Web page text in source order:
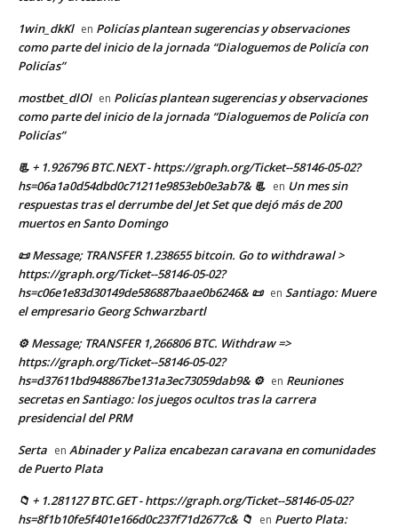
1win_dkKl en Policías plantean sugerencias y observaciones
como parte del inicio de la jornada “Dialoguemos de Policía con
Policías”
mostbet_dlOl en Policías plantean sugerencias y observaciones
como parte del inicio de la jornada “Dialoguemos de Policía con
Policías”
📃 + 1.926796 BTC.NEXT - https://graph.org/Ticket--58146-05-02?
hs=06a1a0d54dbd0c71211e9853eb0e3ab7& 📃 en Un mes sin
respuestas tras el derrumbe del Jet Set que dejó más de 200
muertos en Santo Domingo
📜 Message; TRANSFER 1.238655 bitcoin. Go to withdrawal >
https://graph.org/Ticket--58146-05-02?
hs=c06e1e83d30149de586887baae0b6246& 📜 en Santiago: Muere
el empresario Georg Schwarzbartl
⚙ Message; TRANSFER 1,266806 BTC. Withdraw =>
https://graph.org/Ticket--58146-05-02?
hs=d37611bd948867be131a3ec73059dab9& ⚙ en Reuniones
secretas en Santiago: los juegos ocultos tras la carrera
presidencial del PRM
Serta en Abinader y Paliza encabezan caravana en comunidades
de Puerto Plata
📁 + 1.281127 BTC.GET - https://graph.org/Ticket--58146-05-02?
hs=8f1b10fe5f401e166d0c237f71d2677c& 📁 en Puerto Plata: